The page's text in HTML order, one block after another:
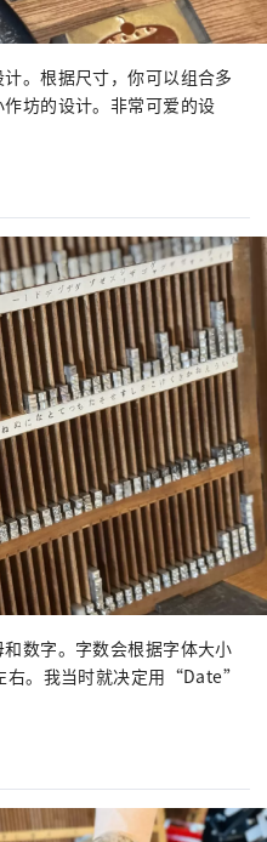
。根据尺寸，你可以组合多
坊的设计。非常可爱的设
数字。字数会根据字体大小
右。我当时就决定用“Date”